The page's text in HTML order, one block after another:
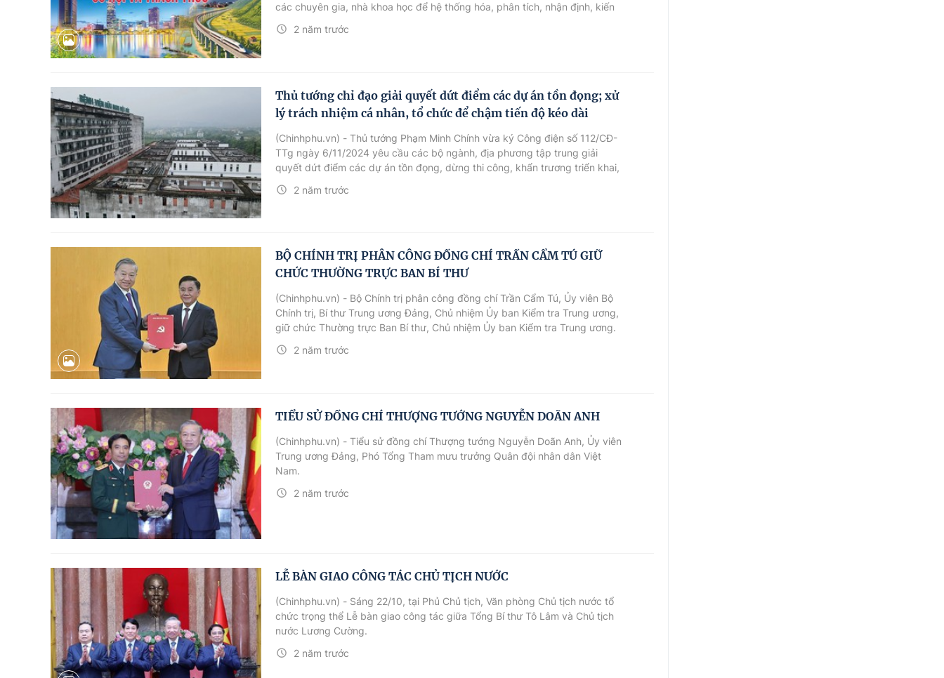
2 năm trước
các chuyên gia, nhà khoa học để hệ thống hóa, phân tích, nhận định, kiến
giải, luận bàn về nhận thức, nội hàm, nội dung, cơ sở lý luận khoa học và
thực tiễn đưa đất nước ta bước vào kỷ nguyên mới.
Thủ tướng chỉ đạo giải quyết dứt điểm các dự án tồn đọng; xử
lý trách nhiệm cá nhân, tổ chức để chậm tiến độ kéo dài
2 năm trước
(Chinhphu.vn) - Thủ tướng Phạm Minh Chính vừa ký Công điện số 112/CĐ-
TTg ngày 6/11/2024 yêu cầu các bộ ngành, địa phương tập trung giải
quyết dứt điểm các dự án tồn đọng, dừng thi công, khẩn trương triển khai,
hoàn thành, đưa vào sử dụng chống lãng phí, thất thoát.
BỘ CHÍNH TRỊ PHÂN CÔNG ĐỒNG CHÍ TRẦN CẨM TÚ GIỮ
CHỨC THƯỜNG TRỰC BAN BÍ THƯ
2 năm trước
(Chinhphu.vn) - Bộ Chính trị phân công đồng chí Trần Cẩm Tú, Ủy viên Bộ
Chính trị, Bí thư Trung ương Đảng, Chủ nhiệm Ủy ban Kiểm tra Trung ương,
giữ chức Thường trực Ban Bí thư, Chủ nhiệm Ủy ban Kiểm tra Trung ương.
TIỂU SỬ ĐỒNG CHÍ THƯỢNG TƯỚNG NGUYỄN DOÃN ANH
2 năm trước
(Chinhphu.vn) - Tiểu sử đồng chí Thượng tướng Nguyễn Doãn Anh, Ủy viên
Trung ương Đảng, Phó Tổng Tham mưu trưởng Quân đội nhân dân Việt
Nam.
LỄ BÀN GIAO CÔNG TÁC CHỦ TỊCH NƯỚC
2 năm trước
(Chinhphu.vn) - Sáng 22/10, tại Phủ Chủ tịch, Văn phòng Chủ tịch nước tổ
chức trọng thể Lễ bàn giao công tác giữa Tổng Bí thư Tô Lâm và Chủ tịch
nước Lương Cường.